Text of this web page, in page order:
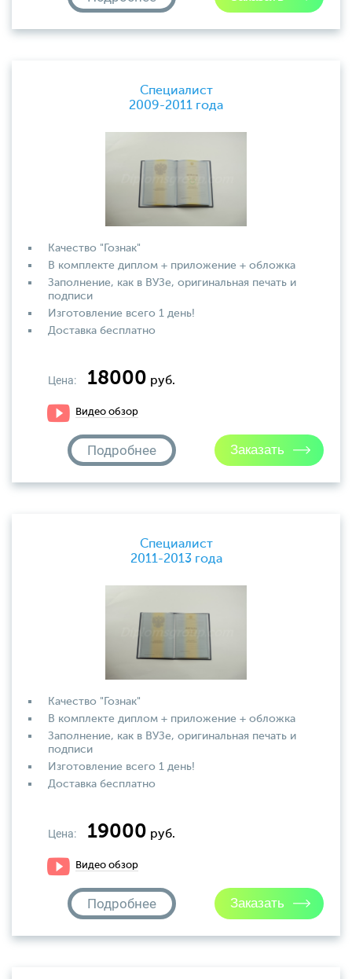
Специалист
2009-2011 года
Качество "Гознак"
В комплекте диплом + приложение + обложка
Заполнение, как в ВУЗе, оригинальная печать и
подписи
Изготовление всего 1 день!
Доставка бесплатно
Цена: 18000 руб.
Видео обзор
Подробнее
Специалист
2011-2013 года
Качество "Гознак"
В комплекте диплом + приложение + обложка
Заполнение, как в ВУЗе, оригинальная печать и
подписи
Изготовление всего 1 день!
Доставка бесплатно
Цена: 19000 руб.
Видео обзор
Подробнее